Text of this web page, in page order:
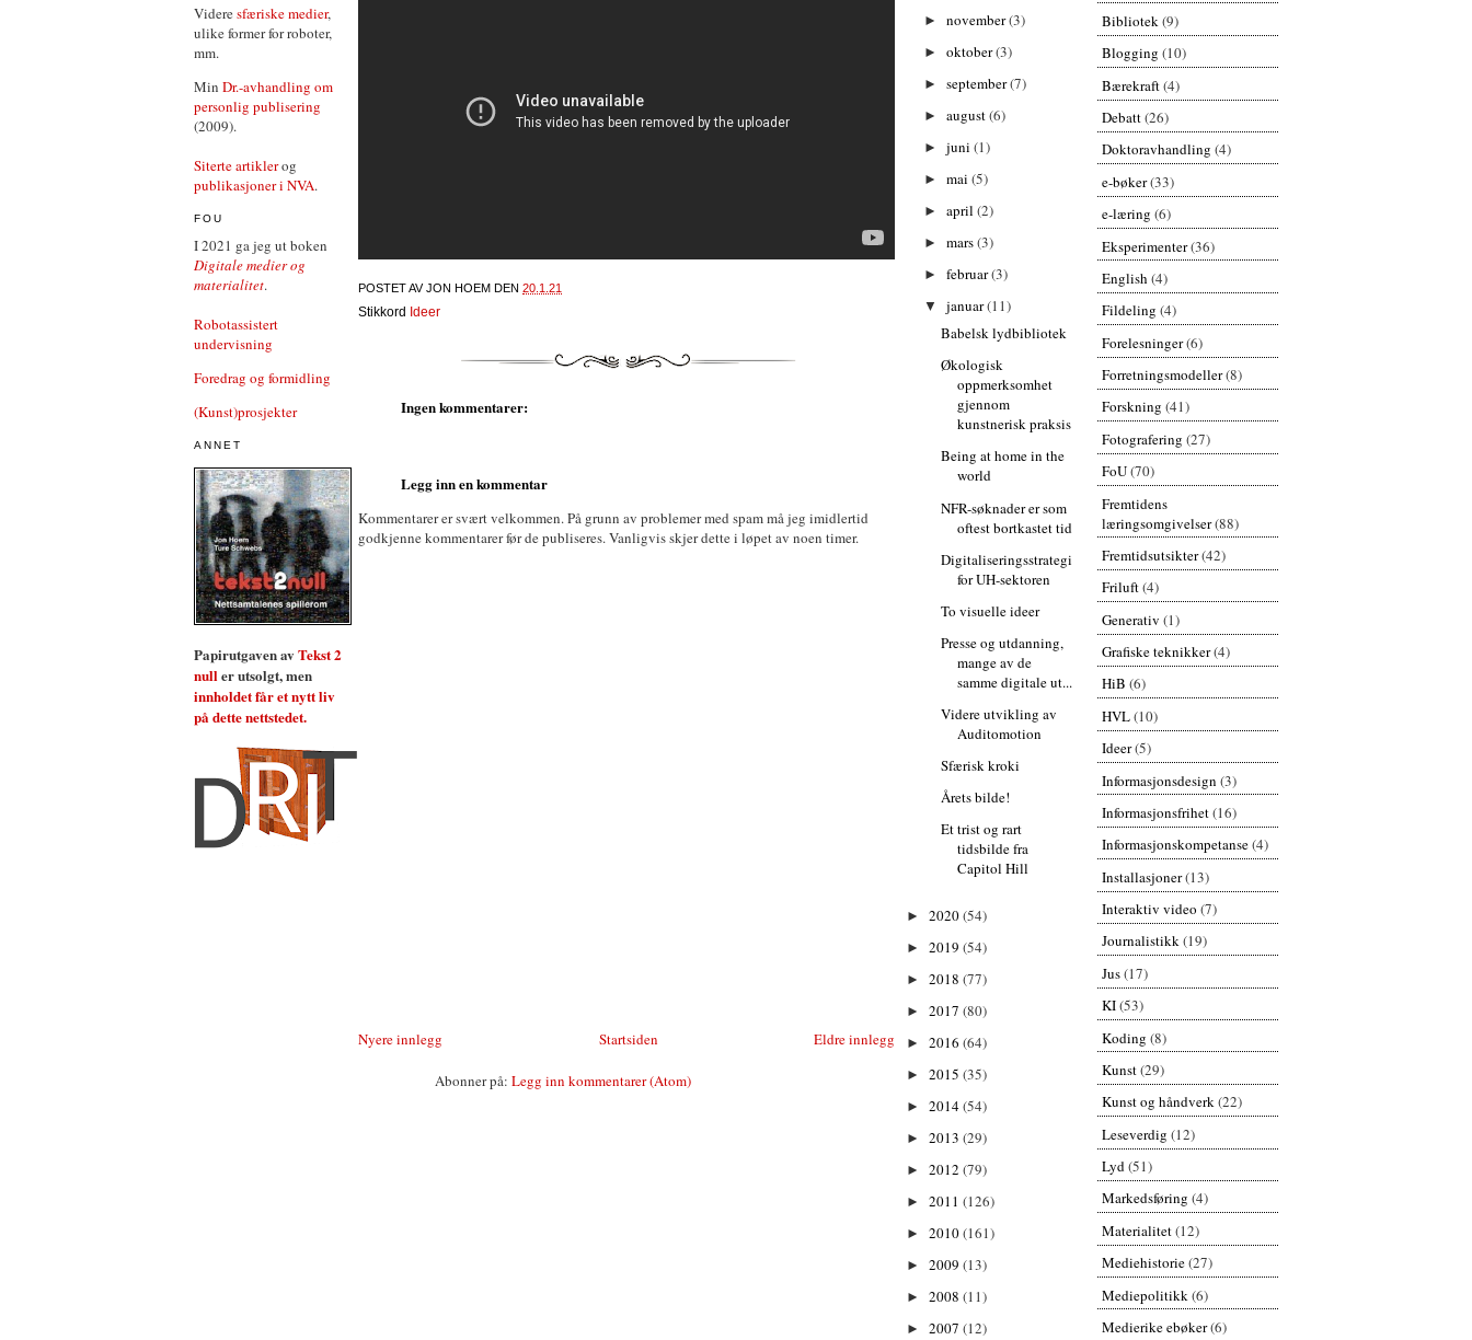
Videresfæriske medier,
ulike former for roboter,
mm.
Min Dr.-avhandling om
personlig publisering
(2009).
Siterte artiklerog
publikasjoner i NVA.
FOU
I 2021 ga jeg ut boken
Digitale medier og
materialitet.
Robotassistert
undervisning
Foredrag og formidling
(Kunst)prosjekter
ANNET
Papirutgaven av Tekst 2
nuller utsolgt, men
innholdet får et nytt liv
på dette nettstedet.
POSTET AVJON HOEM DEN 20.1.21
Stikkord Ideer
Ingen kommentarer:
Legg inn en kommentar
Kommentarer er svært velkommen. På grunn av problemer med spam må jeg imidlertid
godkjenne kommentarer før de publiseres. Vanligvis skjer dette i løpet av noen timer.
Nyere innlegg Eldre innlegg
Startsiden
Abonner på: Legg inn kommentarer (Atom)
► november(3)
► oktober(3)
► september(7)
► august(6)
► juni (1)
► mai (5)
► april (2)
► mars(3)
► februar(3)
▼ januar(11)
Babelsk lydbibliotek
Økologisk
oppmerksomhet
gjennom
kunstnerisk praksis
Being at home in the
world
NFR-søknader er som
oftest bortkastet tid
Digitaliseringsstrategi
for UH-sektoren
To visuelle ideer
Presse og utdanning,
mange av de
samme digitale ut...
Videre utvikling av
Auditomotion
Sfærisk kroki
Årets bilde!
Et trist og rart
tidsbilde fra
Capitol Hill
► 2020(54)
► 2019 (54)
► 2018 (77)
► 2017 (80)
► 2016 (64)
► 2015 (35)
► 2014(54)
► 2013 (29)
► 2012 (79)
► 2011 (126)
► 2010(161)
► 2009 (13)
► 2008 (11)
► 2007 (12)
Bibliotek(9)
Blogging (10)
Bærekraft(4)
Debatt(26)
Doktoravhandling (4)
e-bøker(33)
e-læring (6)
Eksperimenter(36)
English (4)
Fildeling (4)
Forelesninger(6)
Forretningsmodeller(8)
Forskning (41)
Fotografering (27)
FoU(70)
Fremtidens
læringsomgivelser(88)
Fremtidsutsikter(42)
Friluft(4)
Generativ (1)
Grafiske teknikker(4)
HiB (6)
HVL(10)
Ideer(5)
Informasjonsdesign (3)
Informasjonsfrihet(16)
Informasjonskompetanse(4)
Installasjoner(13)
Interaktiv video (7)
Journalistikk(19)
Jus(17)
KI(53)
Koding (8)
Kunst(29)
Kunst og håndverk(22)
Leseverdig (12)
Lyd(51)
Markedsføring (4)
Materialitet(12)
Mediehistorie(27)
Mediepolitikk (6)
Medierike ebøker(6)